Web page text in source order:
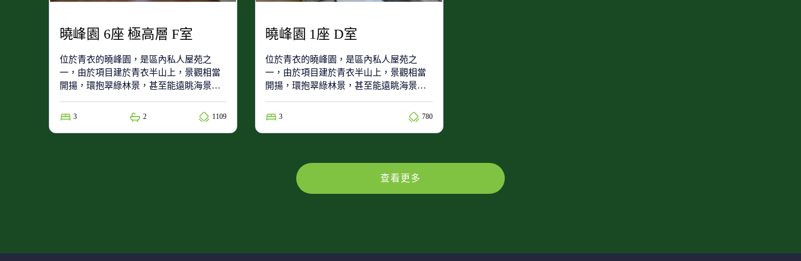
曉峰園 6座 極高層 F室
位於青衣的曉峰園，是區內私人屋苑之
一，由於項目建於青衣半山上，景觀相當
開揚，環抱翠綠林景，甚至能遠眺海景。
3 2 1109
曉峰園 1座 D室
位於青衣的曉峰園，是區內私人屋苑之
一，由於項目建於青衣半山上，景觀相當
開揚，環抱翠綠林景，甚至能遠眺海景。
3 780
查看更多